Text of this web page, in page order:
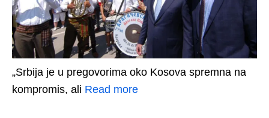
„Srbija je u pregovorima oko Kosova spremna na
kompromis, ali Read more